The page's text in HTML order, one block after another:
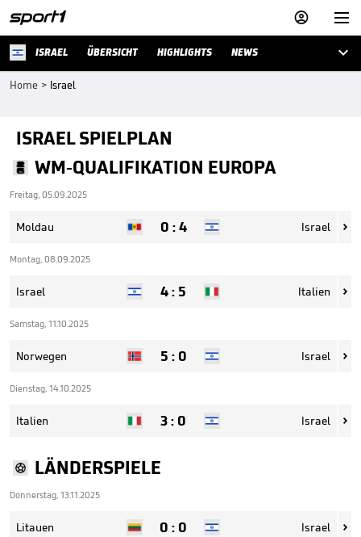


ISRAEL ÜBERSICHT HIGHLIGHTS NEWS 
Home > Israel
ISRAEL SPIELPLAN
WM-QUALIFIKATION EUROPA
Freitag, 05.09.2025
Moldau 0 :4 Israel 
Montag, 08.09.2025
Israel 4: 5 Italien 
Samstag, 11.10.2025
Norwegen 5 : 0 Israel 
Dienstag, 14.10.2025
Italien 3: 0 Israel 
LÄNDERSPIELE
Donnerstag, 13.11.2025
Litauen 0 : 0 Israel 